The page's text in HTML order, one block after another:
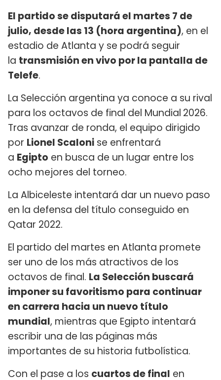
El partido se disputará el martes 7 de
julio, desde las 13 (hora argentina), en el
estadio de Atlanta y se podrá seguir
la transmisión en vivo por la pantalla de
Telefe.
La Selección argentina ya conoce a su rival
para los octavos de final del Mundial 2026.
Tras avanzar de ronda, el equipo dirigido
por Lionel Scaloni se enfrentará
a Egipto en busca de un lugar entre los
ocho mejores del torneo.
La Albiceleste intentará dar un nuevo paso
en la defensa del título conseguido en
Qatar 2022.
El partido del martes en Atlanta promete
ser uno de los más atractivos de los
octavos de final. La Selección buscará
imponer su favoritismo para continuar
en carrera hacia un nuevo título
mundial, mientras que Egipto intentará
escribir una de las páginas más
importantes de su historia futbolística.
Con el pase a los cuartos de final en